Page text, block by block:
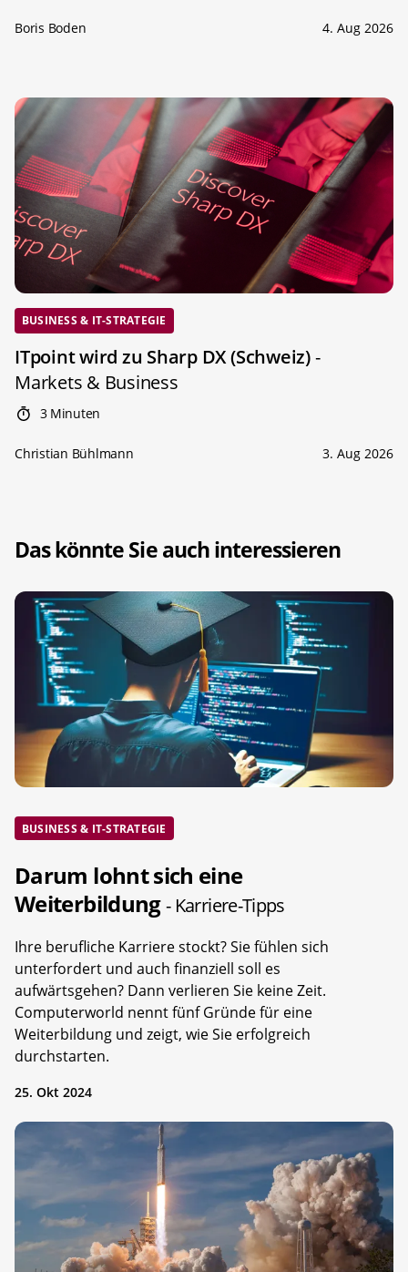
Boris Boden 4. Aug 2026
BUSINESS & IT-STRATEGIE
ITpoint wird zu Sharp DX (Schweiz)-
Markets & Business
3 Minuten
Christian Bühlmann 3. Aug 2026
Das könnte Sie auch interessieren
BUSINESS & IT-STRATEGIE
Darum lohnt sich eine
Weiterbildung- Karriere-Tipps
Ihre berufliche Karriere stockt? Sie fühlen sich
unterfordert und auch finanziell soll es
aufwärtsgehen? Dann verlieren Sie keine Zeit.
Computerworld nennt fünf Gründe für eine
Weiterbildung und zeigt, wie Sie erfolgreich
durchstarten.
25. Okt 2024